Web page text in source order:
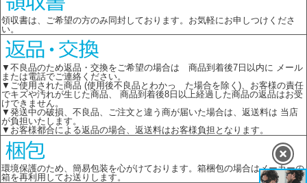
領収書は、ご希望の方のみ同封しております。お気軽にお申しつけくださ
い。
▼不良品のため返品・交換をご希望の場合は 商品到着後7日以内に メール
または電話でご連絡ください。
▼ご使用された商品 (使用後不良品とわかっ た場合を除く)、お客様の責任
でキズや汚れが生じた商品、 商品到着後8日以上経過した商品の返品はお受
けできません。
▼発送中の破損、不良品、ご注文と違う商が届いた場合は、返送料は 当店
が負担いたします。
▼お客様都合による返品の場合、返送料はお客様負担となります。
環境保護のため、簡易包装を心がけております。箱梱包の場合はメーカーの
箱を再利用してお送りします。